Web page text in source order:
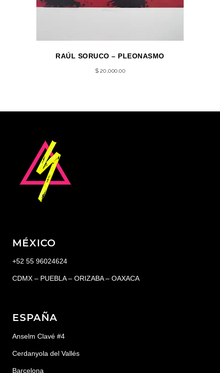
RAÚL SORUCO – PLEONASMO
$ 20,000.00
MÉXICO
+52 55 96024624
CDMX – PUEBLA – ORIZABA – OAXACA
ESPAÑA
Anselm Clavé #4
Cerdanyola del Vallés
Barcelona